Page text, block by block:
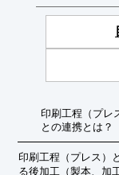
印刷工程（プレ
との連携とは？
印刷工程（プレス）
る後加工（製本、加